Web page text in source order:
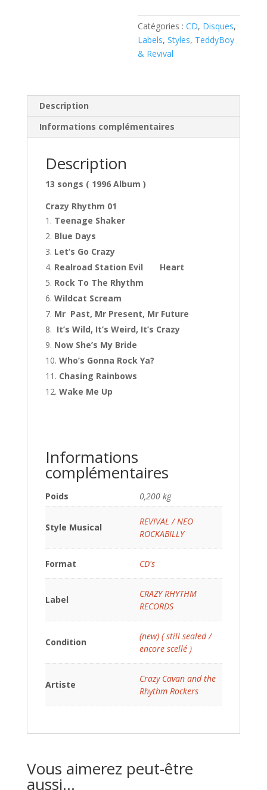
-
It’s
Wild,it’s
Weird
(
)
Catégories :CD, Disques,
Labels,Styles, TeddyBoy
& Revival
Description
Informations complémentaires
Description
13 songs ( 1996 Album )
Crazy Rhythm 01
Teenage Shaker
Blue Days
Let’s Go Crazy
Realroad Station Evil Heart
Rock To The Rhythm
Wildcat Scream
Mr Past, Mr Present, Mr Future
It’s Wild, It’s Weird, It’s Crazy
Now She’s My Bride
Who’s Gonna Rock Ya?
Chasing Rainbows
Wake Me Up
Informations
complémentaires
Poids 0,200 kg
Style Musical
REVIVAL / NEO
ROCKABILLY
Format CD's
Label
CRAZY RHYTHM
RECORDS
Condition
(new) ( still sealed /
encore scellé )
Artiste
Crazy Cavan and the
Rhythm Rockers
Vous aimerez peut-être
aussi…